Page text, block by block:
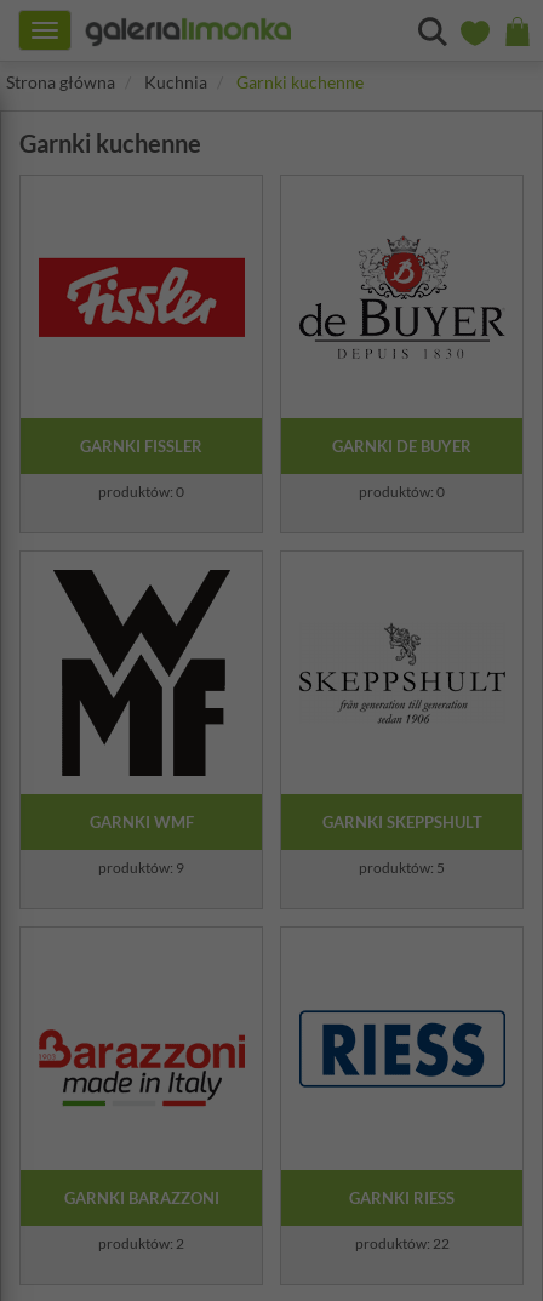
Toggle
navigation
Strona główna
Kuchnia Garnki kuchenne
Garnki kuchenne
GARNKI FISSLER
produktów: 0
GARNKI DE BUYER
produktów: 0
GARNKI WMF
produktów: 9
GARNKI SKEPPSHULT
produktów: 5
GARNKI BARAZZONI
produktów: 2
GARNKI RIESS
produktów: 22